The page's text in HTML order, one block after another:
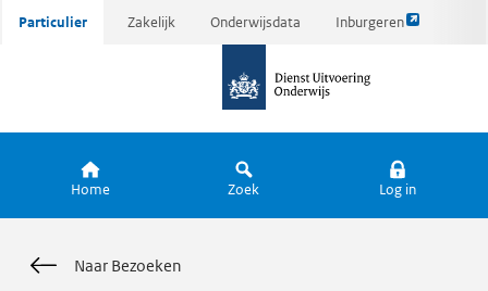
Ga
Particulier Zakelijk Onderwijsdata Inburgeren
Link
pagina
de
Home Zoek Log in
Naar Bezoeken